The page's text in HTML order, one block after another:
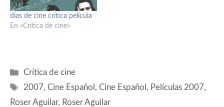
días de cine crítica película
En «Crítica de cine»
Categorías
Crítica de cine
Etiquetas
2007,Cine Español ,Cine Español , Películas 2007,
Roser Aguilar, Roser Aguilar